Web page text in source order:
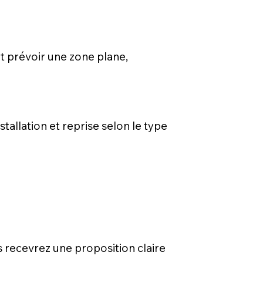
prévoir une zone plane,
et reprise selon le type
recevrez une proposition claire